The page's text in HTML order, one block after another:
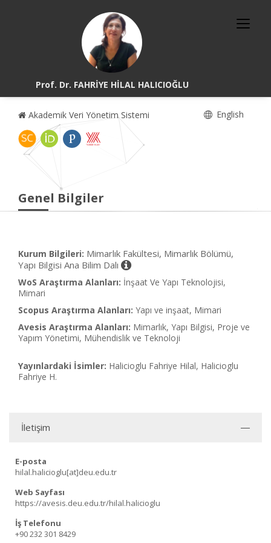
Prof. Dr. FAHRİYE HİLAL HALICIOĞLU
Akademik Veri Yönetim Sistemi English
Genel Bilgiler
Kurum Bilgileri: Mimarlık Fakültesi, Mimarlık Bölümü,
Yapı Bilgisi Ana Bilim Dalı
WoS Araştırma Alanları: İnşaat Ve Yapı Teknolojisi,
Mimari
Scopus Araştırma Alanları: Yapı ve inşaat, Mimari
Avesis Araştırma Alanları: Mimarlık, Yapı Bilgisi, Proje ve
Yapım Yönetimi, Mühendislik ve Teknoloji
Yayınlardaki İsimler: Halicioglu Fahriye Hilal, Halicioglu
Fahriye H.
İletişim
E-posta
hilal.halicioglu[at]deu.edu.tr
Web Sayfası
https://avesis.deu.edu.tr/hilal.halicioglu
İş Telefonu
+90 232 301 8429